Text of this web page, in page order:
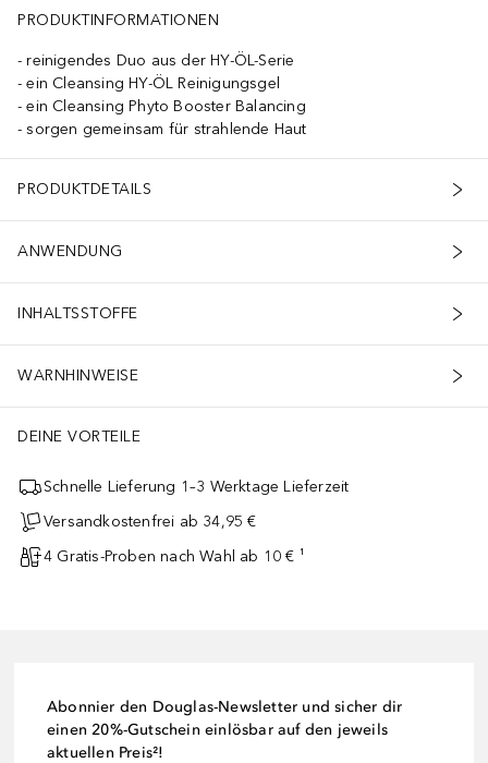
PRODUKTINFORMATIONEN
reinigendes Duo aus der HY-ÖL-Serie
ein Cleansing HY-ÖL Reinigungsgel
ein Cleansing Phyto Booster Balancing
sorgen gemeinsam für strahlende Haut
PRODUKTDETAILS
ANWENDUNG
INHALTSSTOFFE
WARNHINWEISE
DEINE VORTEILE
Schnelle Lieferung 1–3 Werktage Lieferzeit
Versandkostenfrei ab 34,95 €
4 Gratis-Proben nach Wahl ab 10 € ¹
Abonnier den Douglas-Newsletter und sicher dir
einen 20%-Gutschein einlösbar auf den jeweils
aktuellen Preis²!